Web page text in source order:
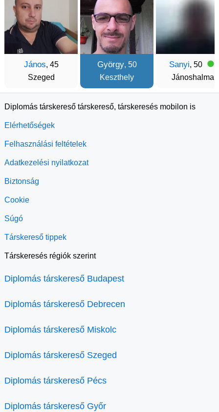
János, 45
Szeged
György, 50
Keszthely
Sanyi, 50
Jánoshalma
Diplomás társkereső társkereső, társkeresés mobilon is
Elérhetőségek
Felhasználási feltételek
Adatkezelési nyilatkozat
Biztonság
Cookie
Súgó
Társkereső tippek
Társkeresés régiók szerint
Diplomás társkereső Budapest
Diplomás társkereső Debrecen
Diplomás társkereső Miskolc
Diplomás társkereső Szeged
Diplomás társkereső Pécs
Diplomás társkereső Győr